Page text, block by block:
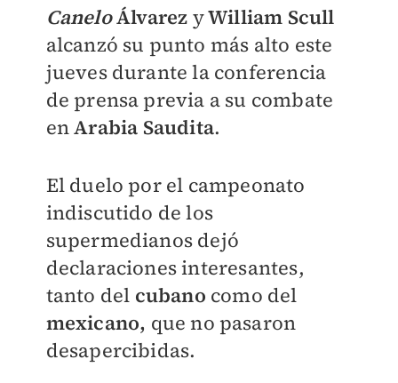
CaneloÁlvarez yWilliam Scull
alcanzó su punto más alto este
jueves durante la conferencia
de prensa previa a su combate
enArabia Saudita.
El duelo por el campeonato
indiscutido de los
supermedianos dejó
declaraciones interesantes,
tanto del cubano como del
mexicano, que no pasaron
desapercibidas.